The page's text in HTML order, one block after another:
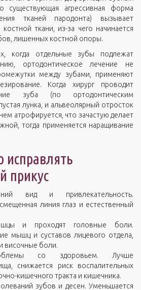
существующая агрессивная форма
тканей пародонта) вызывает
ткани, из-за чего начинается
лишенных костной опоры.
когда отдельные зубы подлежат
ортодонтическое лечение не
между зубами, применяют
Когда хирург проводит
зуба (по ортодонтическим
лунка, и альвеолярный отросток
атрофируется, что зачастую делает
тогда применяется наращивание
прикус
вид и привлекательность.
линия глаз и естественный
и проходят головные боли.
мышц и суставов лицевого отдела,
височные боли.
со здоровьем. Лучше
снижается риск воспалительных
кишечного тракта и кишечника.
зубов и десен. Уменьшается